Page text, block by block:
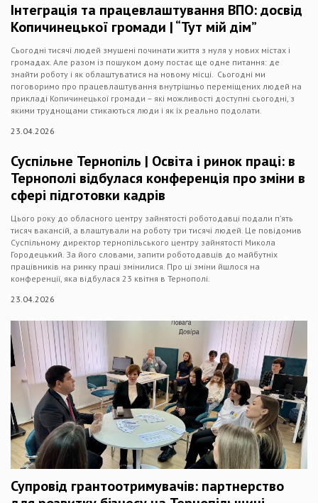
Інтеграція та працевлаштування ВПО: досвід
Копичинецької громади | “Тут мій дім”
Сьогодні тисячі людей змушені починати життя з нуля у нових містах і
громадах. Але разом із пошуком дому постає ще одне питання: де
знайти роботу і як облаштуватися на новому місці. Сьогодні ми
поговоримо про працевлаштування внутрішньо переміщених людей на
прикладі Копичинецької громади – які можливості доступні сьогодні, з
якими труднощами стикаються люди і як їх реально подолати.
23.04.2026
Суспільне Тернопіль | Освіта і ринок праці: в
Тернополі відбулася конференція про зміни в
сфері підготовки кадрів
Цього року до обласного центру зайнятості роботодавці подали п’ять
тисяч вакансій, а влаштували на роботу три тисячі людей. Це повідомив
Суспільному директор тернопільського центру зайнятості Микола
Городецький. За його словами, запити роботодавців до майбутніх
працівників на ринку праці змінилися. Про ці зміни йшлося на
конференції, яка відбулася 23 квітня в Тернополі.
23.04.2026
Супровід грантоотримувачів: партнерство